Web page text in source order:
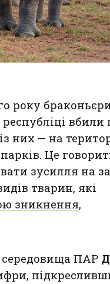
року
вбили
них — на
Це
зусилля на
тварин, які
зникнення,
ПАР